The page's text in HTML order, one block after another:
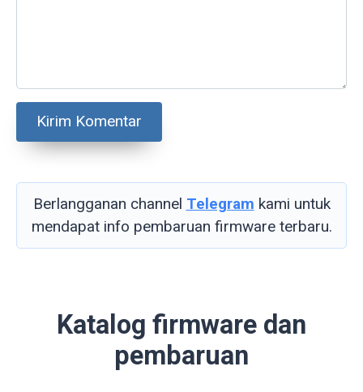
Berlangganan channel Telegram kami untuk
mendapat info pembaruan firmware terbaru.
Katalog firmware dan
pembaruan